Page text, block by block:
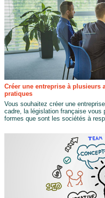
Créer une entreprise à plusieurs
pratiques
Vous souhaitez créer une
cadre, la législation française vous
formes que sont les sociétés à